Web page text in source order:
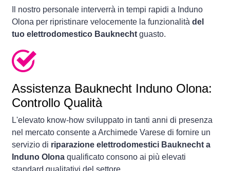
Il nostro personale interverrà in tempi rapidi a Induno
Olona per ripristinare velocemente la funzionalità del
tuo elettrodomestico Bauknecht guasto.
Assistenza Bauknecht Induno Olona:
Controllo Qualità
L'elevato know-how sviluppato in tanti anni di presenza
nel mercato consente a Archimede Varese di fornire un
servizio di riparazione elettrodomestici Bauknecht a
Induno Olona qualificato consono ai più elevati